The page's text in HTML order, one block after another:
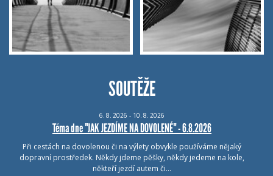
SOUTĚŽE
6. 8. 2026 - 10. 8. 2026
Téma dne "JAK JEZDÍME NA DOVOLENÉ" - 6.8.2026
Při cestách na dovolenou či na výlety obvykle používáme nějaký
dopravní prostředek. Někdy jdeme pěšky, někdy jedeme na kole,
někteří jezdí autem či…